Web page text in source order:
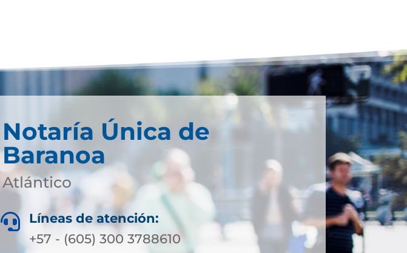
Notaría Única de
Baranoa
Atlántico

Líneas de atención:
+57 - (605) 300 3788610